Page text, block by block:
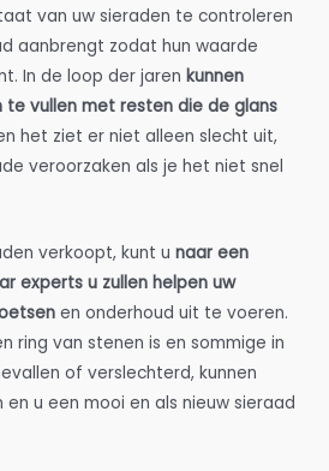
van uw sieraden te controleren
aanbrengt zodat hun waarde
In de loop der jaren kunnen
te vullen met resten die de glans
het ziet er niet alleen slecht uit,
veroorzaken als je het niet snel
verkoopt, kunt u naar een
experts u zullen helpen uw
en onderhoud uit te voeren.
ring van stenen is en sommige in
of verslechterd, kunnen
u een mooi en als nieuw sieraad